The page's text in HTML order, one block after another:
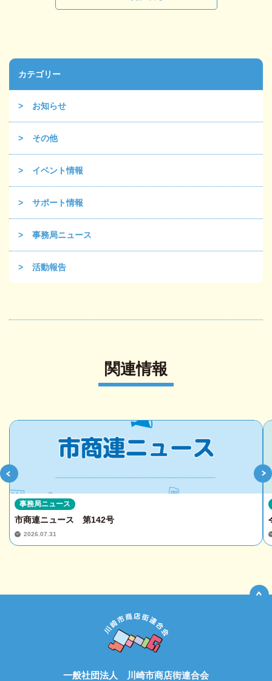
カテゴリー
お知らせ
その他
イベント情報
サポート情報
事務局ニュース
活動報告
関連情報
市商連ニュース 第142号
2026.07.31
事務局ニュース
一般社団法人 川崎市商店街連合会